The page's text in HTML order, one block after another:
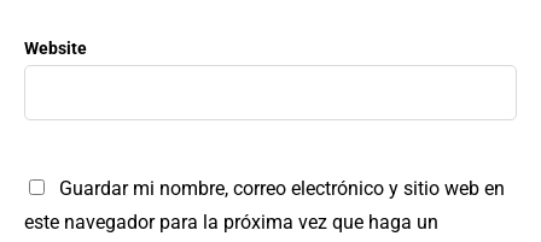
Website
Guardar mi nombre, correo electrónico y sitio web en
este navegador para la próxima vez que haga un